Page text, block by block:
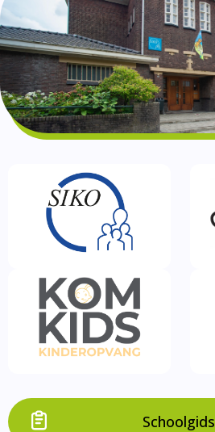
Gezonde school
Kinderopvang
BSO
Routebeschrijving
Privacy
Schoolgids